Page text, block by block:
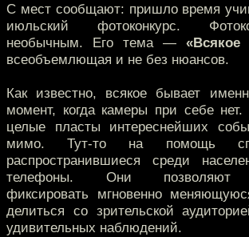
С мест сообщают: пришло время
июльский фотоконкурс.
необычным. Его тема — «Всякое
всеобъемлющая и не без нюансов.
Как известно, всякое бывает
момент, когда камеры при себе
целые пласты интереснейших
мимо. Тут-то на помощь
распространившиеся среди
телефоны. Они позволяют
фиксировать мгновенно
делиться со зрительской
удивительных наблюдений.